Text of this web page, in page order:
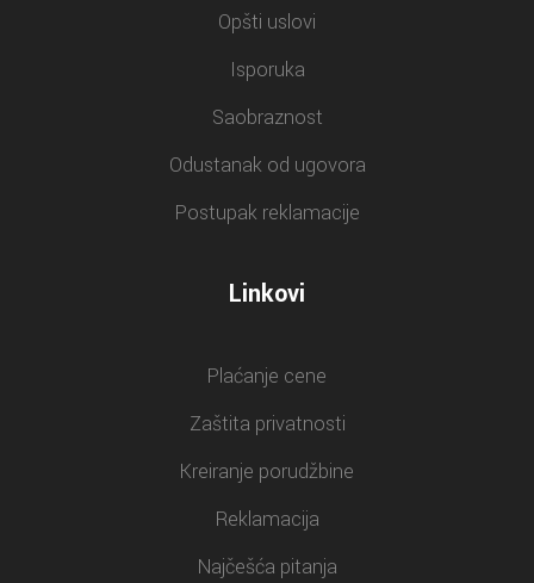
Opšti uslovi
Isporuka
Saobraznost
Odustanak od ugovora
Postupak reklamacije
Linkovi
Plaćanje cene
Zaštita privatnosti
Kreiranje porudžbine
Reklamacija
Najčešća pitanja